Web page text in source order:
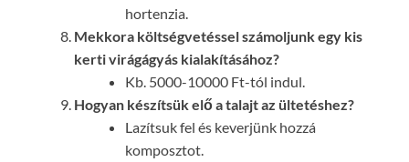
hortenzia.
Mekkora költségvetéssel számoljunk egy kis
kerti virágágyás kialakításához?
Kb. 5000-10000 Ft-tól indul.
Hogyan készítsük elő a talajt az ültetéshez?
Lazítsuk fel és keverjünk hozzá
komposztot.